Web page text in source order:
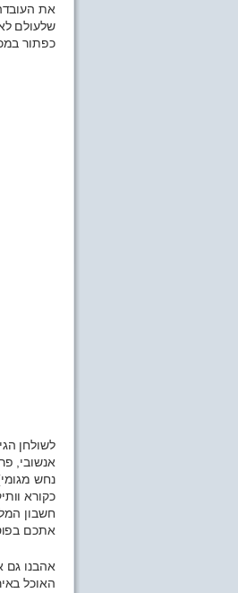
את
שלעולם
כפתור
לשולחן
אנשובי,
נחש
כקורא
חשבון
אתכם
אהבנו גם
האוכל